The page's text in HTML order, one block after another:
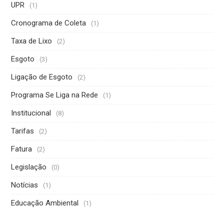
UPR (1)
Cronograma de Coleta (1)
Taxa de Lixo (2)
Esgoto (3)
Ligação de Esgoto (2)
Programa Se Liga na Rede (1)
Institucional (8)
Tarifas (2)
Fatura (2)
Legislação (0)
Notícias (1)
Educação Ambiental (1)